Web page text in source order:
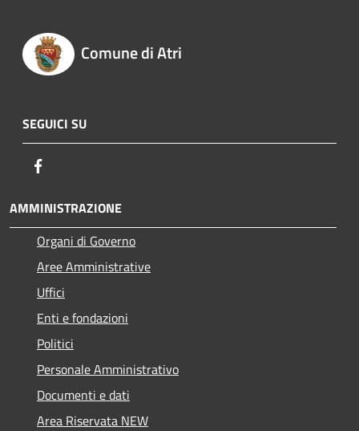
Comune di Atri
SEGUICI SU
AMMINISTRAZIONE
Organi di Governo
Aree Amministrative
Uffici
Enti e fondazioni
Politici
Personale Amministrativo
Documenti e dati
Area Riservata NEW